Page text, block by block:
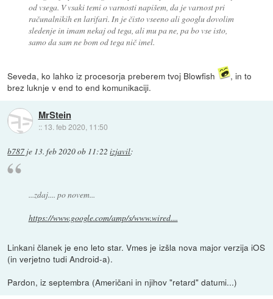
od vsega. V vsaki temi o varnosti napišem, da je varnost pri
računalnikih en larifari. In je čisto vseeno ali googlu dovolim
sledenje in imam nekaj od tega, ali mu pa ne, pa bo vse isto,
samo da sam ne bom od tega nič imel.
Seveda, ko lahko iz procesorja preberem tvoj Blowfish
, in to
brez luknje v end to end komunikaciji.
MrStein
:: 13. feb 2020, 11:50
b787 je 13. feb 2020 ob 11:22 izjavil:
...zdaj.... po novem...
https://www.google.com/amp/s/www.wired....
Linkani članek je eno leto star. Vmes je izšla nova major verzija iOS
(in verjetno tudi Android-a).
Pardon, iz septembra (Američani in njihov "retard" datumi...)